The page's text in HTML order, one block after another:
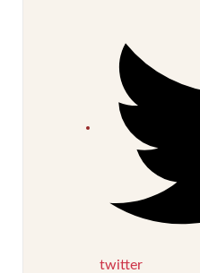
twitter